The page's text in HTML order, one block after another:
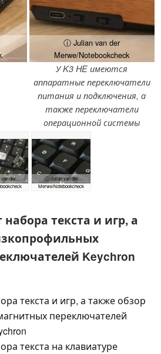
ⓘ Julian van der
Merwe/Notebookcheck
У K3 HE имеются
аппаратные переключатели
питания и подключения, а
также переключатели
операционной системы
der
ⓘ Julian van der
Merwe/Notebookcheck
текста и игр, а
Keychron
текста и игр, а также обзор
переключателей
текста на клавиатуре